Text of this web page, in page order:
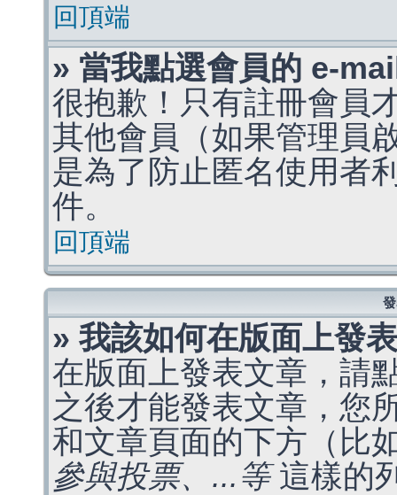
回頂端
» 當我點選會員的 e-
很抱歉！只有註冊會員
其他會員（如果管理員
是為了防止匿名使用者
件。
回頂端
» 我該如何在版面上發
在版面上發表文章，請
之後才能發表文章，您
和文章頁面的下方（比
參與投票、...等這樣的